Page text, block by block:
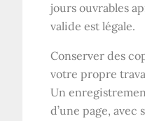
jours ouvrables
valide est légale.
Conserver des
votre propre
Un
d’une page,